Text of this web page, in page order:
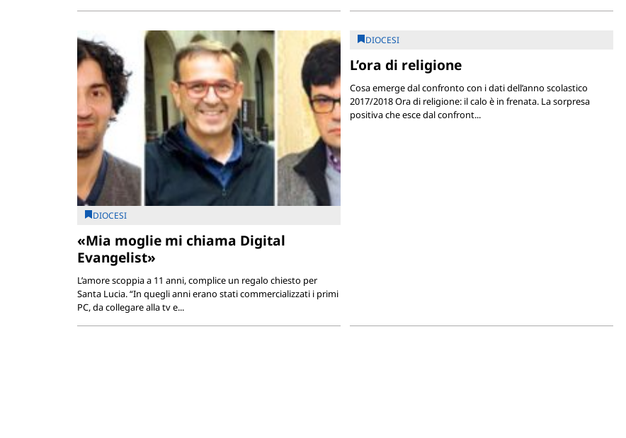
DIOCESI
«Mia moglie mi chiama Digital
Evangelist»
L’amore scoppia a 11 anni, complice un regalo chiesto per
Santa Lucia. “In quegli anni erano stati commercializzati i primi
PC, da collegare alla tv e...
DIOCESI
L’ora di religione
Cosa emerge dal confronto con i dati dell’anno scolastico
2017/2018 Ora di religione: il calo è in frenata. La sorpresa
positiva che esce dal confront...